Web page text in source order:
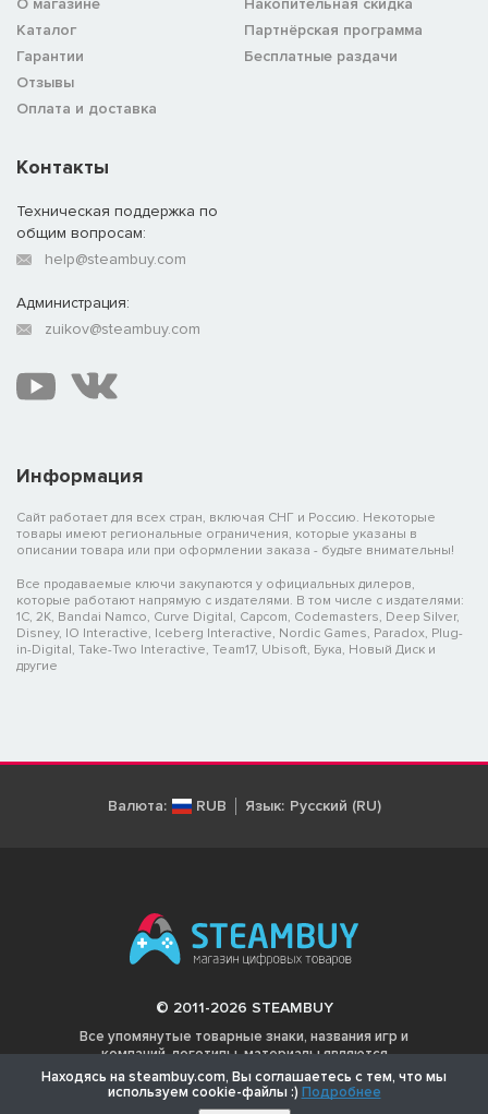
Каталог
Гарантии
Отзывы
Оплата и доставка
Партнёрская программа
Бесплатные раздачи
Информация
Сайт работает для всех стран, включая СНГ и Россию. Некоторые
товары имеют региональные ограничения, которые указаны в
описании товара или при оформлении заказа - будьте внимательны!
Все продаваемые ключи закупаются у официальных дилеров,
которые работают напрямую с издателями. В том числе с издателями:
1C, 2K, Bandai Namco, Curve Digital, Capcom, Codemasters, Deep Silver,
Disney, IO Interactive, Iceberg Interactive, Nordic Games, Paradox, Plug-
in-Digital, Take-Two Interactive, Team17, Ubisoft, Бука, Новый Диск и
другие
Контакты
Техническая поддержка по
общим вопросам:
help@steambuy.com
Администрация:
zuikov@steambuy.com
Валюта: RUB Язык: Русский (RU)
© 2011-2026 STEAMBUY
Все упомянутые товарные знаки, названия игр и
компаний, логотипы, материалы являются
собственностью соответствующих владельцев.
Находясь на steambuy.com, Вы соглашаетесь с тем, что мы
используем cookie-файлы :) Подробнее